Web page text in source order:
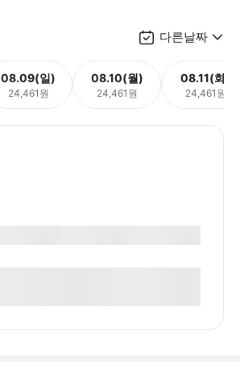
다른날짜
08.09(일)
24,461원
08.10(월)
24,461원
08.11(화)
24,461원